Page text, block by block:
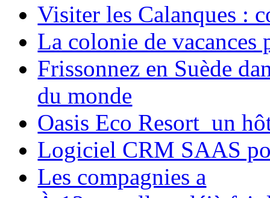
Visiter les Calanques :
La colonie de vacances
Frissonnez en Suède
du monde
Oasis Eco Resort un
Logiciel CRM SAAS
Les compagnies a